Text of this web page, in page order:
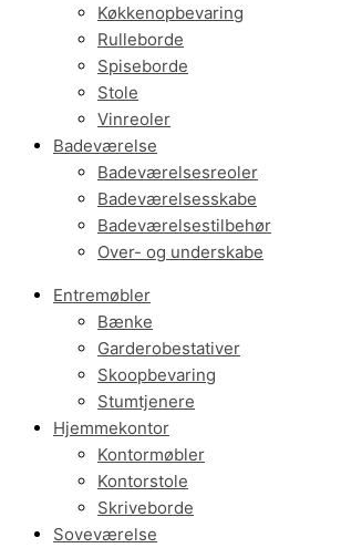
Køkkenopbevaring
Rulleborde
Spiseborde
Stole
Vinreoler
Badeværelse
Badeværelsesreoler
Badeværelsesskabe
Badeværelsestilbehør
Over- og underskabe
Entremøbler
Bænke
Garderobestativer
Skoopbevaring
Stumtjenere
Hjemmekontor
Kontormøbler
Kontorstole
Skriveborde
Soveværelse